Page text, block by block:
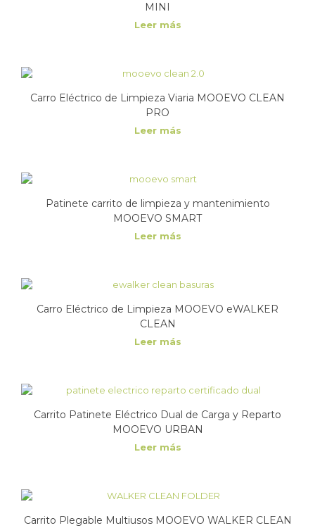
MINI
Leer más
Carro Eléctrico de Limpieza Viaria MOOEVO CLEAN
PRO
Leer más
Patinete carrito de limpieza y mantenimiento
MOOEVO SMART
Leer más
Carro Eléctrico de Limpieza MOOEVO eWALKER
CLEAN
Leer más
Carrito Patinete Eléctrico Dual de Carga y Reparto
MOOEVO URBAN
Leer más
Carrito Plegable Multiusos MOOEVO WALKER CLEAN